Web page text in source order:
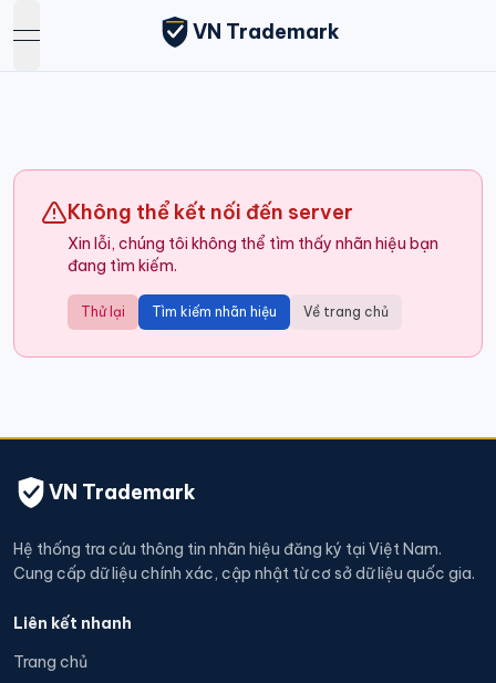
open navigation menu
VN Trademark
Không thể kết nối đến server
Xin lỗi, chúng tôi không thể tìm thấy nhãn hiệu bạn
đang tìm kiếm.
Thử lại Tìm kiếm nhãn hiệu Về trang chủ
VN Trademark
Hệ thống tra cứu thông tin nhãn hiệu đăng ký tại Việt Nam.
Cung cấp dữ liệu chính xác, cập nhật từ cơ sở dữ liệu quốc gia.
Liên kết nhanh
Trang chủ